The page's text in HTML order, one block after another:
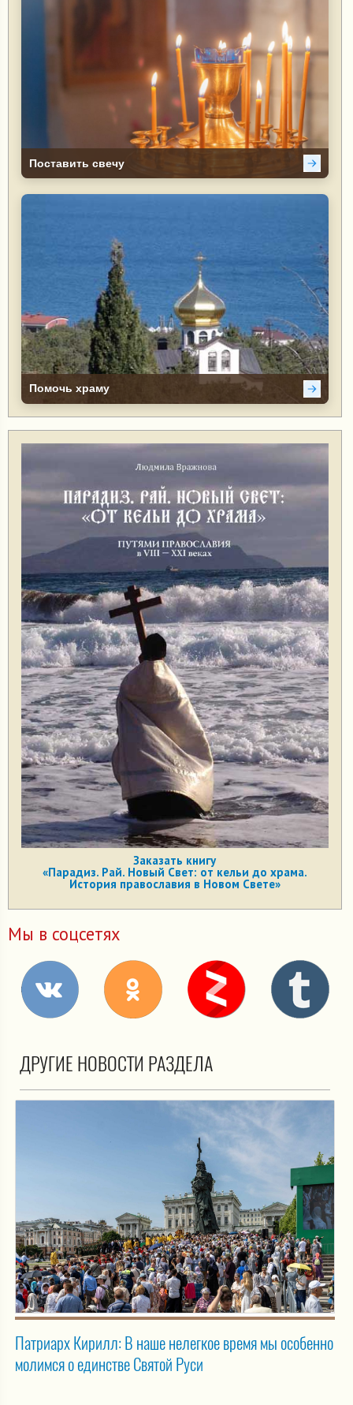
Заказать книгу
«Парадиз. Рай. Новый Свет: от кельи до храма.
История православия в Новом Свете»
Мы в соцсетях
ДРУГИЕ НОВОСТИ РАЗДЕЛА
Патриарх Кирилл: В наше нелегкое время мы особенно
молимся о единстве Святой Руси